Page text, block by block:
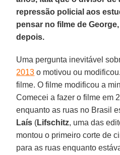
repressão policial aos
pensar no filme de
depois.
Uma pergunta inevitável
2013 o motivou ou
filme. O filme modificou a
Comecei a fazer o filme em
enquanto as ruas no Brasil
Laís (Lifschitz, uma das
montou o primeiro corte de
para as ruas enquanto